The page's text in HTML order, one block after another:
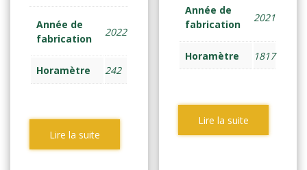
Année de
fabrication
2022
Horamètre 242
Lire la suite
Année de
fabrication
2021
Horamètre 1817
Lire la suite